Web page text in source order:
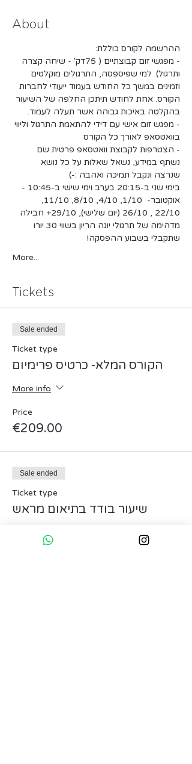
About
ההרשמה לקורס כוללת:
- מפגשי זום קבוצתיים ( 75דק' - שיחה קצרה
ותרגול). למי שפיספסה, התרגולים מוקלטים
וזמינים במשך כל החודש בעמוד ייעודי לחברות
הקורס. אחת לחודש תיתכן החלפה של השיעור
בהקלטה באיכות גבוהה אשר תעלה לעמוד.
- מפגש זום אישי עם דידי להתאמת התרגול וליווי
בוואטסאפ לאורך כל הקורס
- הצטרפות לקבוצת וואטסאפ פרטית שם
נשתף במידע, נשאל שאלות על כל נושא
שנרצה ונקבל תמיכה ואהבה :-)
בימי שני ב-20:15 בערב וימי שישי ב-10:45 -
אוקטובר-  1/10, 4/10, 8/10, 11/10,
22/10 , 26/10 (יום שלישי), 29/10+ חבילה
מדהימה של תרגולי יוגה הריון בשווי 30 יורו
שתקבלי בשבוע ההפסקה!
More...
Tickets
Sale ended
Ticket type
הקורס המלא- כרטיס פרימיום
More info
Price
€209.00
Sale ended
Ticket type
שיעור בודד בתיאום מראש
€15.00